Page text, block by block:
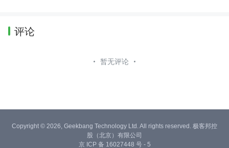
评论
暂无评论
Copyright © 2026, Geekbang Technology Ltd. All rights reserved. 极客邦控
股（北京）有限公司
京 ICP 备 16027448 号 - 5